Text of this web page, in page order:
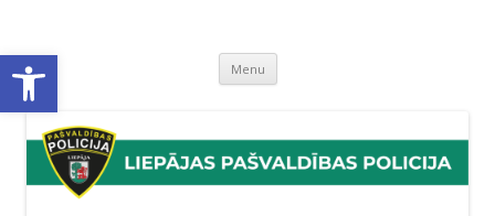
Open toolbar Menu Skip
content